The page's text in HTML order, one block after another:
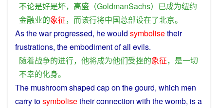
不论是好是坏， 高盛 （GoldmanSachs） 已成为纽约
金融业的象征， 而该行将中国总部设在了北京。
Asthewarprogressed, hewould symbolisetheir
frustrations, theembodimentofall evils.
随着战争的进行， 他将成为他们受挫的象征， 是一切
不幸的化身。
The mushroomshaped capon thegourd, which men
carrytosymbolisetheirconnection with thewomb, isa